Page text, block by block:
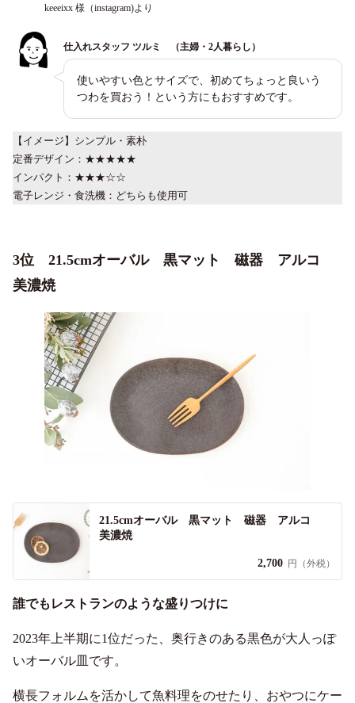
keeeixx 様（instagram)より
仕入れスタッフ ツルミ （主婦・2人暮らし）
使いやすい色とサイズで、初めてちょっと良いう
つわを買おう！という方にもおすすめです。
【イメージ】シンプル・素朴
定番デザイン：★★★★★
インパクト：★★★☆☆
電子レンジ・食洗機：どちらも使用可
3位 21.5cmオーバル 黒マット 磁器 アルコ
美濃焼
21.5cmオーバル 黒マット 磁器 アルコ
美濃焼
2,700 円（外税）
誰でもレストランのような盛りつけに
2023年上半期に1位だった、奥行きのある黒色が大人っぽ
いオーバル皿です。
横長フォルムを活かして魚料理をのせたり、おやつにケー